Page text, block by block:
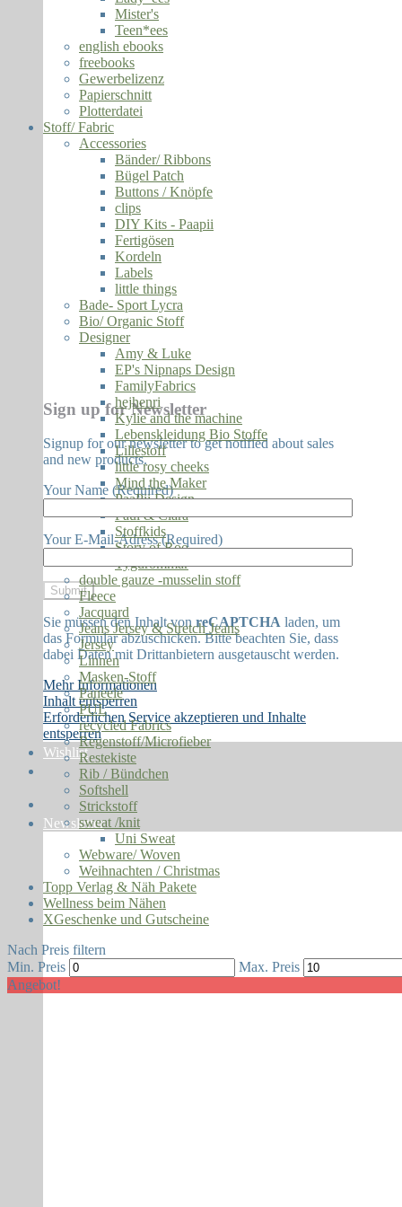
Sign up for Newsletter
Signup for our newsletter to get notified about sales
and new products.
Your Name (Required)
Your E-Mail-Adress (Required)
Sie müssen den Inhalt vonreCAPTCHA laden, um
das Formular abzuschicken. Bitte beachten Sie, dass
dabei Daten mit Drittanbietern ausgetauscht werden.
Mehr Informationen
Inhalt entsperren
Erforderlichen Service akzeptieren und Inhalte
entsperren
Wishlist
Newsletter
Mister's
Teen*ees
english ebooks
freebooks
Gewerbelizenz
Papierschnitt
Plotterdatei
Stoff/ Fabric
Accessories
Bänder/ Ribbons
Bügel Patch
Buttons / Knöpfe
clips
DIY Kits - Paapii
Fertigösen
Kordeln
Labels
little things
Bade- Sport Lycra
Bio/ Organic Stoff
Designer
Amy & Luke
EP's Nipnaps Design
FamilyFabrics
hejhenri
Kylie and the machine
Lebenskleidung Bio Stoffe
Lillestoff
little rosy cheeks
Mind the Maker
PaaPii Design
Paul & Clara
Stoffkids
Story of Roo
Tygdrömmar
double gauze -musselin stoff
Fleece
Jacquard
Jeans Jersey & Stretch Jeans
Jersey
Linnen
Masken-Stoff
Paneele
PUL
recycled Fabrics
Regenstoff/Microfieber
Restekiste
Rib / Bündchen
Softshell
Strickstoff
sweat /knit
Uni Sweat
Webware/ Woven
Weihnachten / Christmas
Topp Verlag & Näh Pakete
Wellness beim Nähen
XGeschenke und Gutscheine
Nach Preis filtern
Min. Preis
Max. Preis
Angebot!